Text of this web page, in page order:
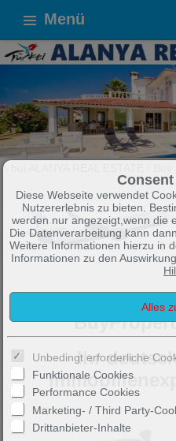
Menü
ESTATE / Buy Properties in
Willkommen bei
Ihr
Diese Webseite verwendet
Nutzererlebnis zu bieten.
werden nur angezeigt,wenn die
Die Datenverarbeitung kann
Weitere Informationen hierzu in
Informationen zu den
Unbedingt erforderliche
Funktionale Cookies
Performance Cookies
Marketing- / Third Party-
Drittanbieter-Inhalte